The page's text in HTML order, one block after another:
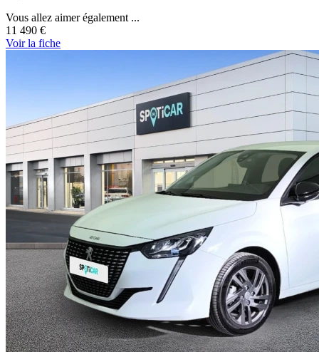
Vous allez aimer également ...
11 490 €
Voirla fiche